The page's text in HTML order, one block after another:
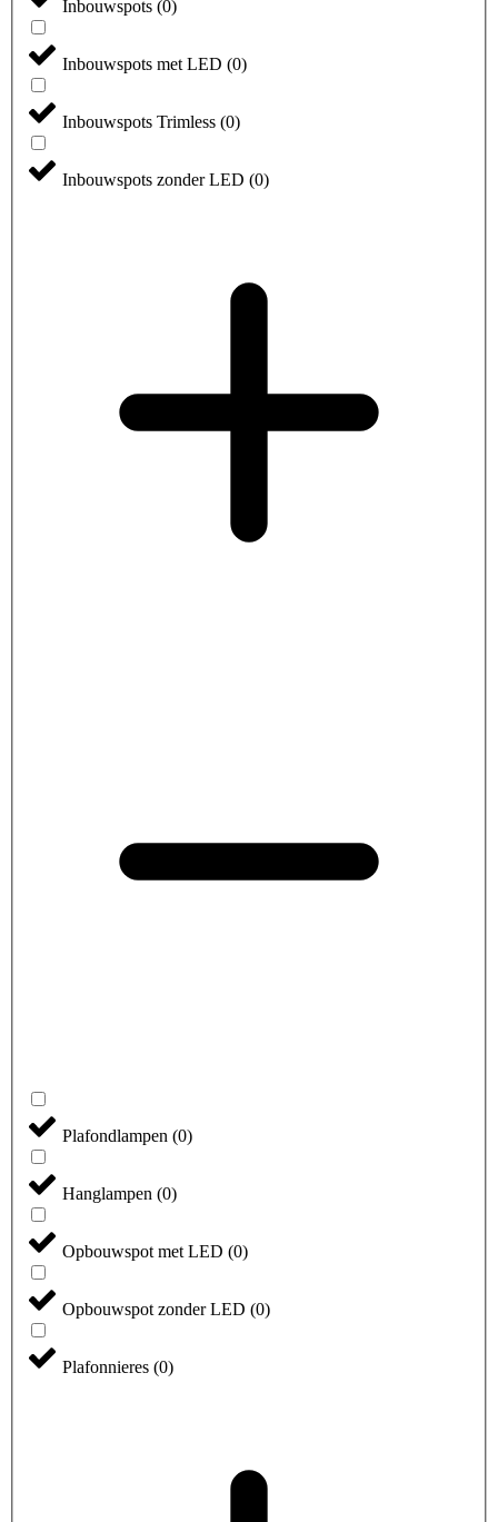
Inbouwspots (0)
Inbouwspots met LED (0)
Inbouwspots Trimless (0)
Inbouwspots zonder LED (0)
Plafondlampen (0)
Hanglampen (0)
Opbouwspot met LED (0)
Opbouwspot zonder LED (0)
Plafonnieres (0)